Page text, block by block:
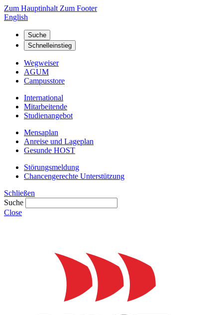
Zum Hauptinhalt Zum Footer
English
Suche
Schnelleinstieg
Wegweiser
AGUM
Campusstore
International
Mitarbeitende
Studienangebot
Mensaplan
Anreise und Lageplan
Gesunde HOST
Störungsmeldung
Chancengerechte Unterstützung
Schließen
Suche
Close